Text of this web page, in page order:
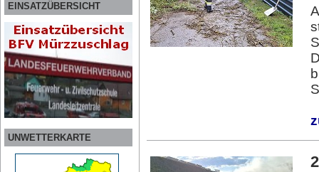
EINSATZÜBERSICHT
UNWETTERKARTE